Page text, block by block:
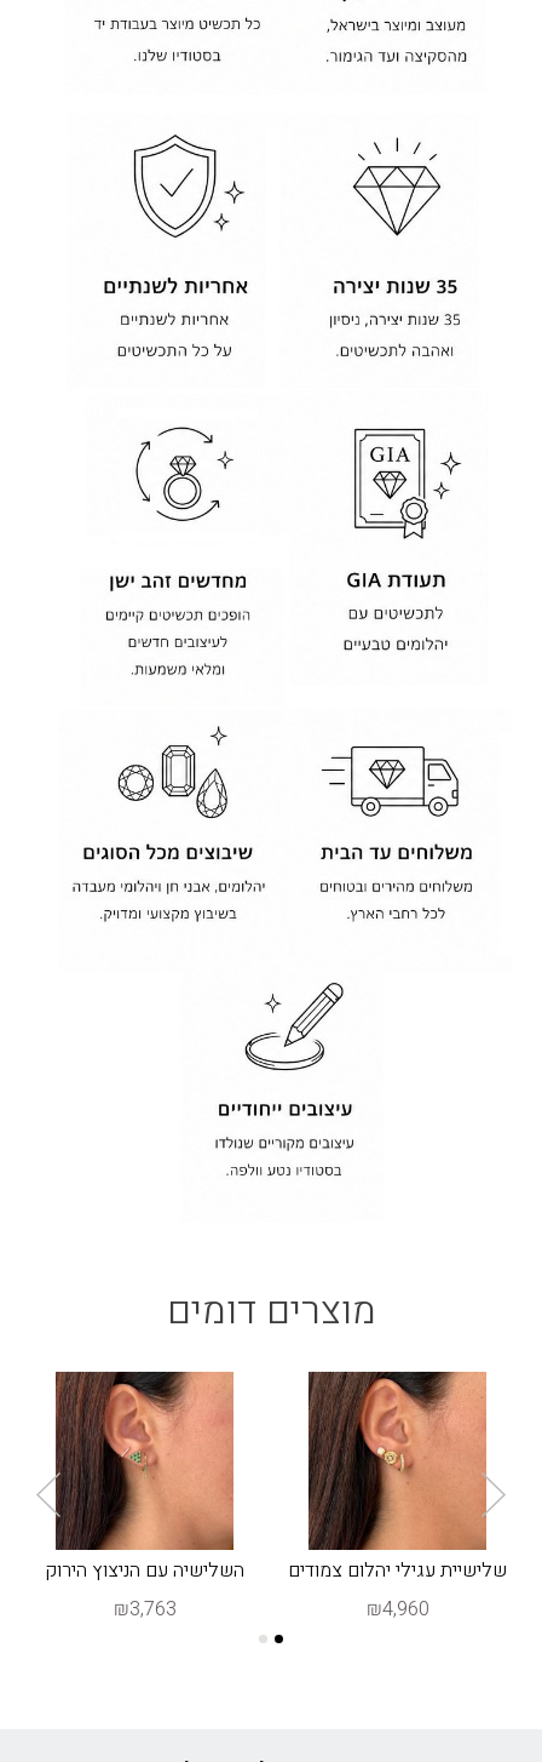
מוצרים דומים
שלישיית עגילי יהלום צמודים
₪4,960
השלישיה עם הניצוץ הירוק
₪3,763